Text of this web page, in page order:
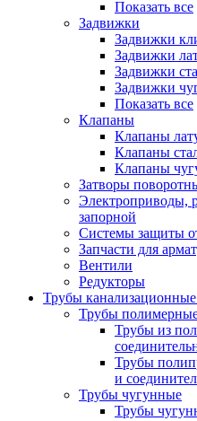
Показать все
Задвижки
Задвижки
Задвижки
Задвижки
Задвижки
Показать все
Клапаны
Клапаны
Клапаны
Клапаны
Затворы
Электроприводы,
запорной
Системы защиты
Запчасти для
Вентили
Редукторы
Трубы
Трубы
Трубы из
Трубы
и
Трубы чугунные
Трубы